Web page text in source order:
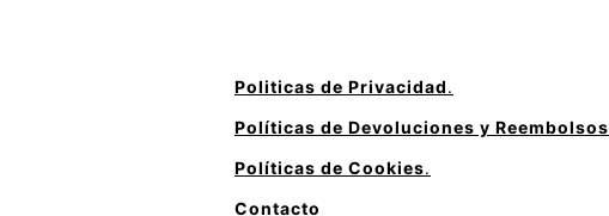
Politicas de Privacidad.
Políticas de Devoluciones y Reembolsos
Políticas de Cookies.
Contacto